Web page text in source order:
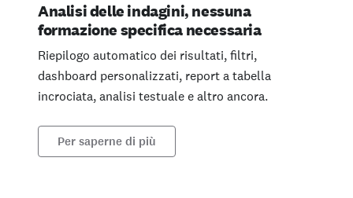
Analisi delle indagini, nessuna
formazione specifica necessaria
Riepilogo automatico dei risultati, filtri,
dashboard personalizzati, report a tabella
incrociata, analisi testuale e altro ancora.
Per saperne di più